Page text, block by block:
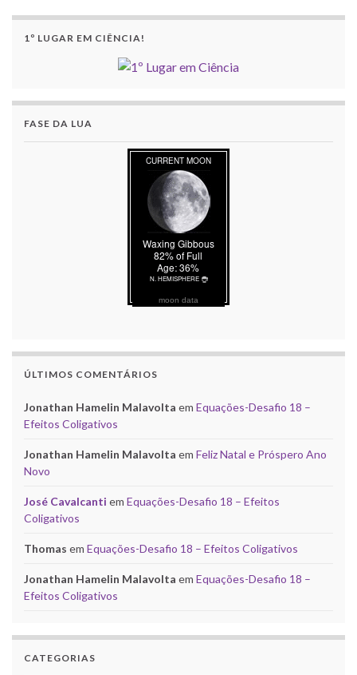
1º LUGAR EM CIÊNCIA!
FASE DA LUA
moon data
ÚLTIMOS COMENTÁRIOS
Jonathan Hamelin Malavolta em Equações-Desafio 18 –
Efeitos Coligativos
Jonathan Hamelin Malavolta em Feliz Natal e Próspero Ano
Novo
José Cavalcanti em Equações-Desafio 18 – Efeitos
Coligativos
Thomas em Equações-Desafio 18 – Efeitos Coligativos
Jonathan Hamelin Malavolta em Equações-Desafio 18 –
Efeitos Coligativos
CATEGORIAS